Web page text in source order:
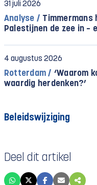
31 juli 2026
Analyse /
Palestijnen de zee in –
4 augustus 2026
Rotterdam / ‘Waarom
waardig herdenken?’
Beleidswijziging
Deel dit artikel